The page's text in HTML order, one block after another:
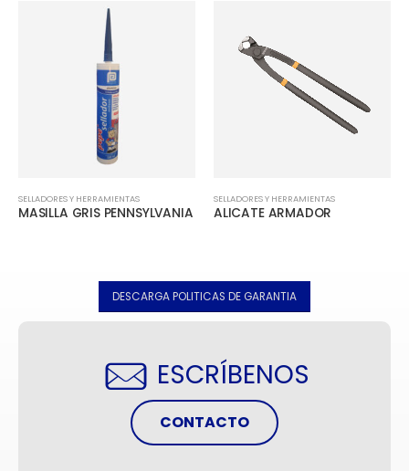
SELLADORES Y HERRAMIENTAS
MASILLA GRIS PENNSYLVANIA
SELLADORES Y HERRAMIENTAS
ALICATE ARMADOR
DESCARGA POLITICAS DE GARANTIA
ESCRÍBENOS
CONTACTO